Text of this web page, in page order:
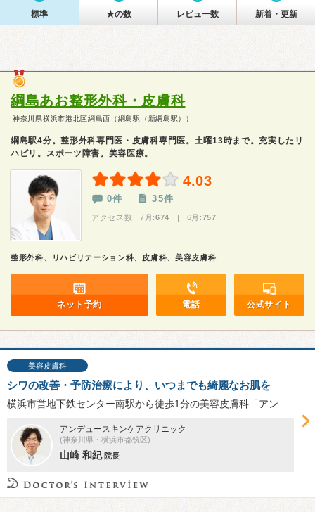
標準 ★の数 レビュー数 新着・更新
綱島あお整形外科・皮膚科
神奈川県横浜市港北区綱島西（綱島駅（新綱島駅））
綱島駅4分。整形外科専門医・皮膚科専門医。土曜13時まで。充実したリ
ハビリ。スポーツ障害。美容医療。
4.03
0件 35件
アクセス数 7月:674 | 6月:757
整形外科、リハビリテーション科、皮膚科、美容皮膚科
ネット予約 電話 公式サイト
美容皮膚科
シワの改善・予防治療により、いつまでも綺麗なお肌を
アンデュースキンケアクリニック
(神奈川県・横浜市都筑区)
山崎 和紀 院長